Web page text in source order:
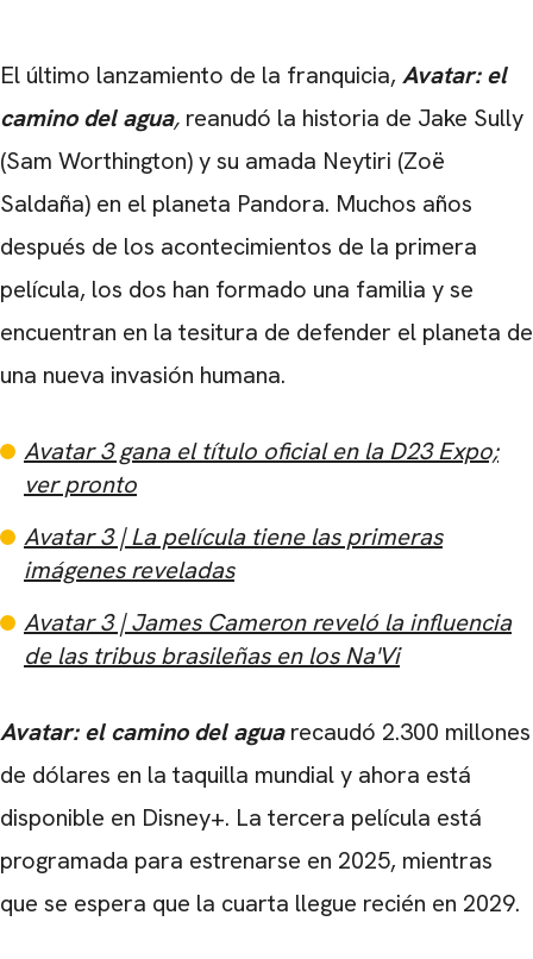
El último lanzamiento de la franquicia, Avatar: el
camino del agua, reanudó la historia de Jake Sully
(Sam Worthington) y su amada Neytiri (Zoë
Saldaña) en el planeta Pandora. Muchos años
después de los acontecimientos de la primera
película, los dos han formado una familia y se
encuentran en la tesitura de defender el planeta de
una nueva invasión humana.
Avatar 3 gana el título oficial en la D23 Expo;
ver pronto
Avatar 3 | La película tiene las primeras
imágenes reveladas
Avatar 3 | James Cameron reveló la influencia
de las tribus brasileñas en los Na'Vi
Avatar: el camino del agua recaudó 2.300 millones
de dólares en la taquilla mundial y ahora está
disponible en Disney+. La tercera película está
programada para estrenarse en 2025, mientras
que se espera que la cuarta llegue recién en 2029.